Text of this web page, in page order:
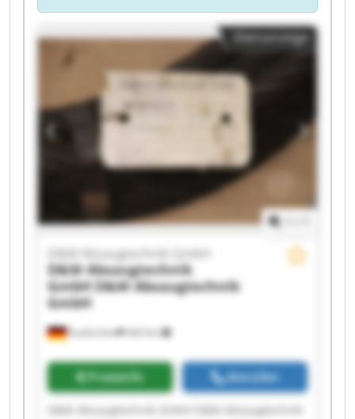
Kleinanzeige
Euskirchen 443 km
D&M Absaugtechnik GmbH
D&M Absaugtechnik
GmbH D&M Absaugtechnik
GmbH
Preisinfo Anrufen
D&M Absaugtechnik GmbH D&M Absaugtechnik